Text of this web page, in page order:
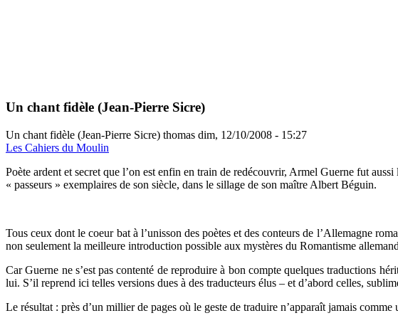
Un chant fidèle (Jean-Pierre Sicre)
Un chant fidèle (Jean-Pierre Sicre) thomas dim, 12/10/2008 - 15:27
Les Cahiers du Moulin
Poète ardent et secret que l’on est enfin en train de redécouvrir, Armel Guerne fut
« passeurs » exemplaires de son siècle, dans le sillage de son maître Albert Béguin.
Tous ceux dont le coeur bat à l’unisson des poètes et des conteurs de l’Allemagne
non seulement la meilleure introduction possible aux mystères du Romantisme
Car Guerne ne s’est pas contenté de reproduire à bon compte quelques traductions
lui. S’il reprend ici telles versions dues à des traducteurs élus – et d’abord celles,
Le résultat : près d’un millier de pages où le geste de traduire n’apparaît jamais